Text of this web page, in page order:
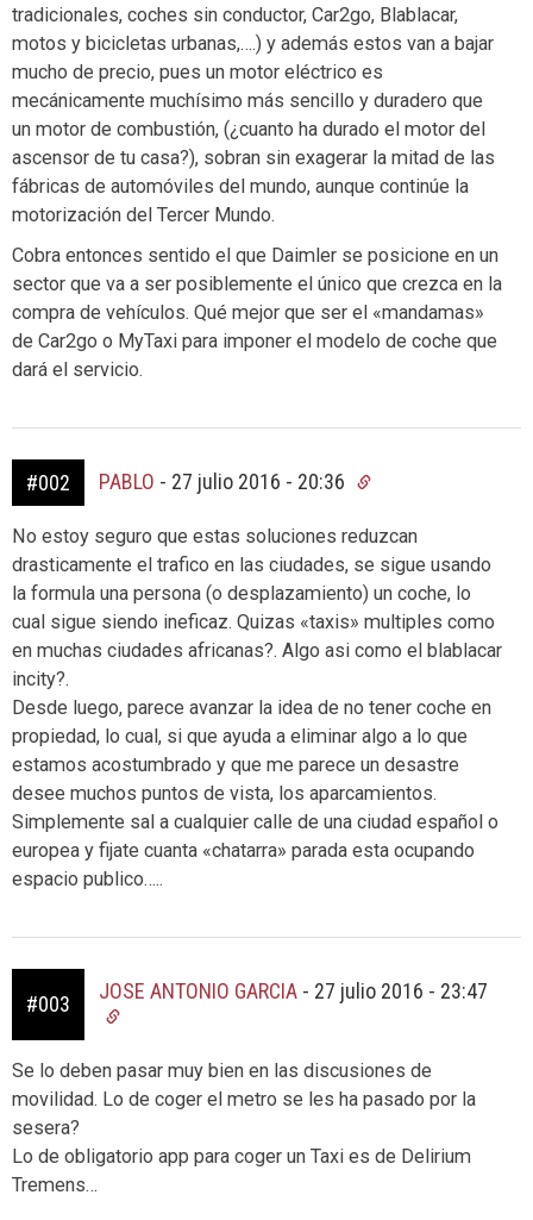
tradicionales, coches sin conductor, Car2go, Blablacar,
motos y bicicletas urbanas,….) y además estos van a bajar
mucho de precio, pues un motor eléctrico es
mecánicamente muchísimo más sencillo y duradero que
un motor de combustión, (¿cuanto ha durado el motor del
ascensor de tu casa?), sobran sin exagerar la mitad de las
fábricas de automóviles del mundo, aunque continúe la
motorización del Tercer Mundo.
Cobra entonces sentido el que Daimler se posicione en un
sector que va a ser posiblemente el único que crezca en la
compra de vehículos. Qué mejor que ser el «mandamas»
de Car2go o MyTaxi para imponer el modelo de coche que
dará el servicio.
#002 PABLO - 27 julio 2016 - 20:36
No estoy seguro que estas soluciones reduzcan
drasticamente el trafico en las ciudades, se sigue usando
la formula una persona (o desplazamiento) un coche, lo
cual sigue siendo ineficaz. Quizas «taxis» multiples como
en muchas ciudades africanas?. Algo asi como el blablacar
incity?.
Desde luego, parece avanzar la idea de no tener coche en
propiedad, lo cual, si que ayuda a eliminar algo a lo que
estamos acostumbrado y que me parece un desastre
desee muchos puntos de vista, los aparcamientos.
Simplemente sal a cualquier calle de una ciudad español o
europea y fijate cuanta «chatarra» parada esta ocupando
espacio publico…..
#003
JOSE ANTONIO GARCIA - 27 julio 2016 - 23:47
Se lo deben pasar muy bien en las discusiones de
movilidad. Lo de coger el metro se les ha pasado por la
sesera?
Lo de obligatorio app para coger un Taxi es de Delirium
Tremens…